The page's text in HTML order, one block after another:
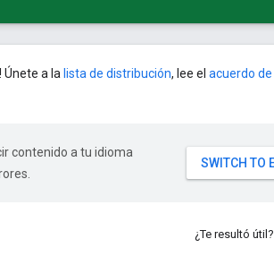
a la lista de distribución, lee el acuerdo de
contenido a tu idioma
¿Te resultó útil?